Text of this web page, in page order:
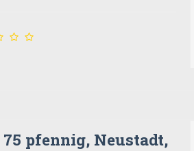
75 pfennig, Neustadt,